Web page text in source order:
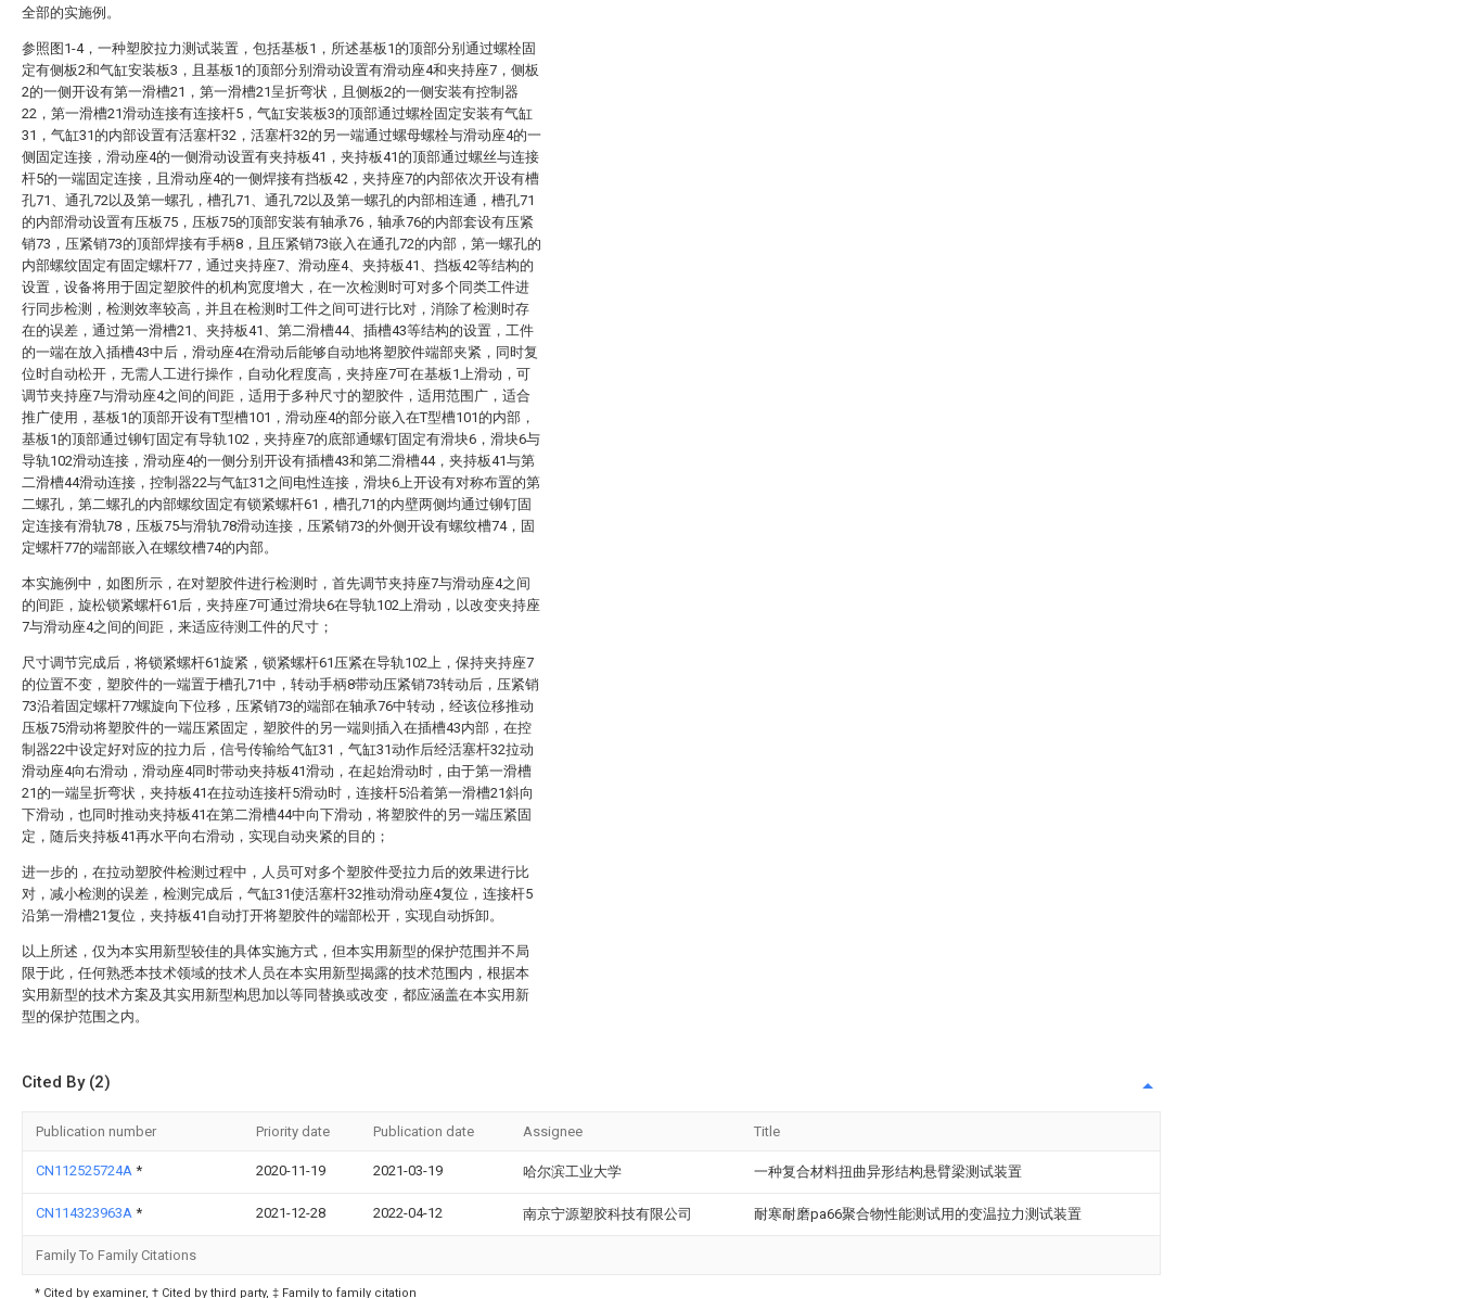
全部的实施例。
参照图1-4，一种塑胶拉力测试装置，包括基板1，所述基板1的顶部分别通过螺栓固
定有侧板2和气缸安装板3，且基板1的顶部分别滑动设置有滑动座4和夹持座7，侧板
2的一侧开设有第一滑槽21，第一滑槽21呈折弯状，且侧板2的一侧安装有控制器
22，第一滑槽21滑动连接有连接杆5，气缸安装板3的顶部通过螺栓固定安装有气缸
31，气缸31的内部设置有活塞杆32，活塞杆32的另一端通过螺母螺栓与滑动座4的一
侧固定连接，滑动座4的一侧滑动设置有夹持板41，夹持板41的顶部通过螺丝与连接
杆5的一端固定连接，且滑动座4的一侧焊接有挡板42，夹持座7的内部依次开设有槽
孔71、通孔72以及第一螺孔，槽孔71、通孔72以及第一螺孔的内部相连通，槽孔71
的内部滑动设置有压板75，压板75的顶部安装有轴承76，轴承76的内部套设有压紧
销73，压紧销73的顶部焊接有手柄8，且压紧销73嵌入在通孔72的内部，第一螺孔的
内部螺纹固定有固定螺杆77，通过夹持座7、滑动座4、夹持板41、挡板42等结构的
设置，设备将用于固定塑胶件的机构宽度增大，在一次检测时可对多个同类工件进
行同步检测，检测效率较高，并且在检测时工件之间可进行比对，消除了检测时存
在的误差，通过第一滑槽21、夹持板41、第二滑槽44、插槽43等结构的设置，工件
的一端在放入插槽43中后，滑动座4在滑动后能够自动地将塑胶件端部夹紧，同时复
位时自动松开，无需人工进行操作，自动化程度高，夹持座7可在基板1上滑动，可
调节夹持座7与滑动座4之间的间距，适用于多种尺寸的塑胶件，适用范围广，适合
推广使用，基板1的顶部开设有T型槽101，滑动座4的部分嵌入在T型槽101的内部，
基板1的顶部通过铆钉固定有导轨102，夹持座7的底部通螺钉固定有滑块6，滑块6与
导轨102滑动连接，滑动座4的一侧分别开设有插槽43和第二滑槽44，夹持板41与第
二滑槽44滑动连接，控制器22与气缸31之间电性连接，滑块6上开设有对称布置的第
二螺孔，第二螺孔的内部螺纹固定有锁紧螺杆61，槽孔71的内壁两侧均通过铆钉固
定连接有滑轨78，压板75与滑轨78滑动连接，压紧销73的外侧开设有螺纹槽74，固
定螺杆77的端部嵌入在螺纹槽74的内部。
本实施例中，如图所示，在对塑胶件进行检测时，首先调节夹持座7与滑动座4之间
的间距，旋松锁紧螺杆61后，夹持座7可通过滑块6在导轨102上滑动，以改变夹持座
7与滑动座4之间的间距，来适应待测工件的尺寸；
尺寸调节完成后，将锁紧螺杆61旋紧，锁紧螺杆61压紧在导轨102上，保持夹持座7
的位置不变，塑胶件的一端置于槽孔71中，转动手柄8带动压紧销73转动后，压紧销
73沿着固定螺杆77螺旋向下位移，压紧销73的端部在轴承76中转动，经该位移推动
压板75滑动将塑胶件的一端压紧固定，塑胶件的另一端则插入在插槽43内部，在控
制器22中设定好对应的拉力后，信号传输给气缸31，气缸31动作后经活塞杆32拉动
滑动座4向右滑动，滑动座4同时带动夹持板41滑动，在起始滑动时，由于第一滑槽
21的一端呈折弯状，夹持板41在拉动连接杆5滑动时，连接杆5沿着第一滑槽21斜向
下滑动，也同时推动夹持板41在第二滑槽44中向下滑动，将塑胶件的另一端压紧固
定，随后夹持板41再水平向右滑动，实现自动夹紧的目的；
进一步的，在拉动塑胶件检测过程中，人员可对多个塑胶件受拉力后的效果进行比
对，减小检测的误差，检测完成后，气缸31使活塞杆32推动滑动座4复位，连接杆5
沿第一滑槽21复位，夹持板41自动打开将塑胶件的端部松开，实现自动拆卸。
以上所述，仅为本实用新型较佳的具体实施方式，但本实用新型的保护范围并不局
限于此，任何熟悉本技术领域的技术人员在本实用新型揭露的技术范围内，根据本
实用新型的技术方案及其实用新型构思加以等同替换或改变，都应涵盖在本实用新
型的保护范围之内。
Cited By (2)
Publication number Priority date Publication date Assignee Title
CN112525724A * 2020-11-19 2021-03-19 哈尔滨工业大学 一种复合材料扭曲异形结构悬臂梁测试装置
CN114323963A * 2021-12-28 2022-04-12 南京宁源塑胶科技有限公司 耐寒耐磨pa66聚合物性能测试用的变温拉力测试装置
Family To Family Citations
* Cited by examiner, † Cited by third party, ‡ Family to family citation